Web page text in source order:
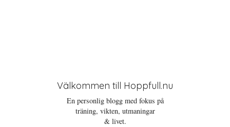
Välkommen till Hoppfull.nu
En personlig blogg med fokus på
träning, vikten, utmaningar
& livet.